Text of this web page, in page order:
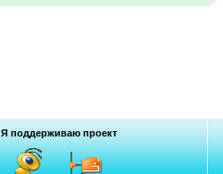
Я поддерживаю проект